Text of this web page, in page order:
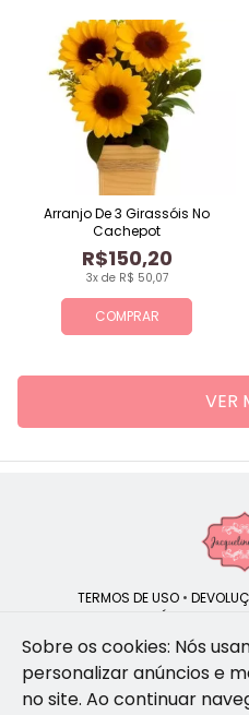
COMPRAR
3x de R$ 50,07
R$150,20
Arranjo De 3 Girassóis No
Cachepot
VER
TERMOS DE USO •
POLÍTICA DE
Jacqueline Flores |
Sobre os cookies: Nós
personalizar anúncios e
no site. Ao continuar